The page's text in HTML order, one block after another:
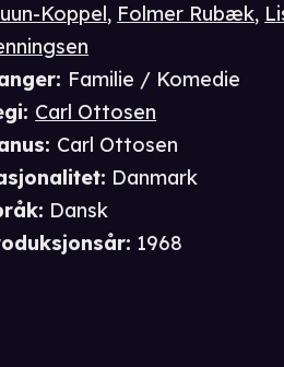
Koppel, Folmer Rubæk,
: Familie / Komedie
: Carl Ottosen
: Carl Ottosen
: Danmark
: Dansk
: 1968